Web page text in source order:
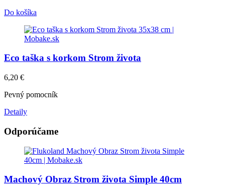
Do košíka
Eco taška s korkom Strom života
6,20 €
Pevný pomocník
Detaily
Odporúčame
Machový Obraz Strom života Simple 40cm